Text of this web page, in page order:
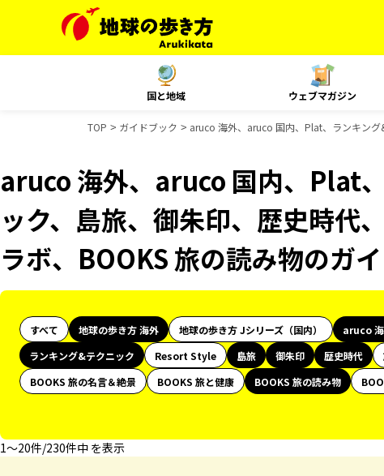
国と地域 ウェブマガジン
TOP ガイドブック aruco 海外、aruco 国内、Plat、ランキング
aruco 海外、aruco 国内、Plat
ック、島旅、御朱印、歴史時代
ラボ、BOOKS 旅の読み物のガ
すべて 地球の歩き方 海外 地球の歩き方 Jシリーズ（国内） aruco
ランキング&テクニック
Resort Style 島旅 御朱印 歴史時代
BOOKS 旅の名言＆絶景
BOOKS 旅と健康 BOOKS 旅の読み物
1〜20件/230件中 を表示